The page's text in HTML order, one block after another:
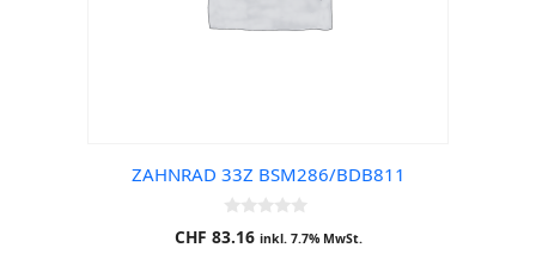
ZAHNRAD 33Z BSM286/BDB811
0
o
CHF 83.16 inkl. 7.7% MwSt.